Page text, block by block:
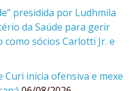
presidida por Ludhmila
da Saúde para gerir
sócios Carlotti Jr. e
Curi inicia ofensiva e mexe